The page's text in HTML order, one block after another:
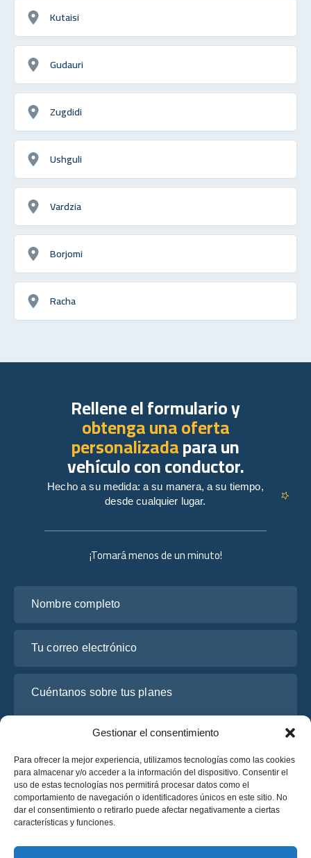
Gestionar el consentimiento
Para ofrecer la mejor experiencia, utilizamos tecnologías como las cookies
para almacenar y/o acceder a la información del dispositivo. Consentir el
uso de estas tecnologías nos permitirá procesar datos como el
comportamiento de navegación o identificadores únicos en este sitio. No
dar el consentimiento o retirarlo puede afectar negativamente a ciertas
características y funciones.
Kutaisi
Gudauri
Zugdidi
Ushguli
Vardzia
Borjomi
Racha
¡Tomará menos de un minuto!
He leído y acepto la
Rellene el formulario y
obtenga una oferta
personalizadapara un
vehículo con conductor.
Hecho a su medida: a su manera, a su tiempo,
desde cualquier lugar.